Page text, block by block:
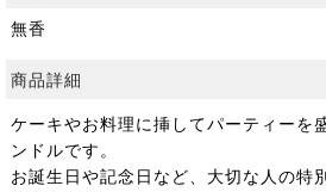
無香
商品詳細
ケーキやお料理に挿してパーティーを
ンドルです。
お誕生日や記念日など、大切な人の特